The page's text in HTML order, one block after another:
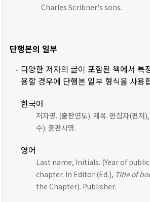
Charles Scribner's sons.
단행본의 일부
- 다양한 저자의 글이 포함된 책에서 특
용할 경우에 단행본 일부 형식을 사용
한국어
저자명. (출판연도). 제목. 편집자(편저
수). 출판사명.
영어
Last name, Initials. (Year of
chapter. In Editor (Ed.), Title of
the Chapter). Publisher.